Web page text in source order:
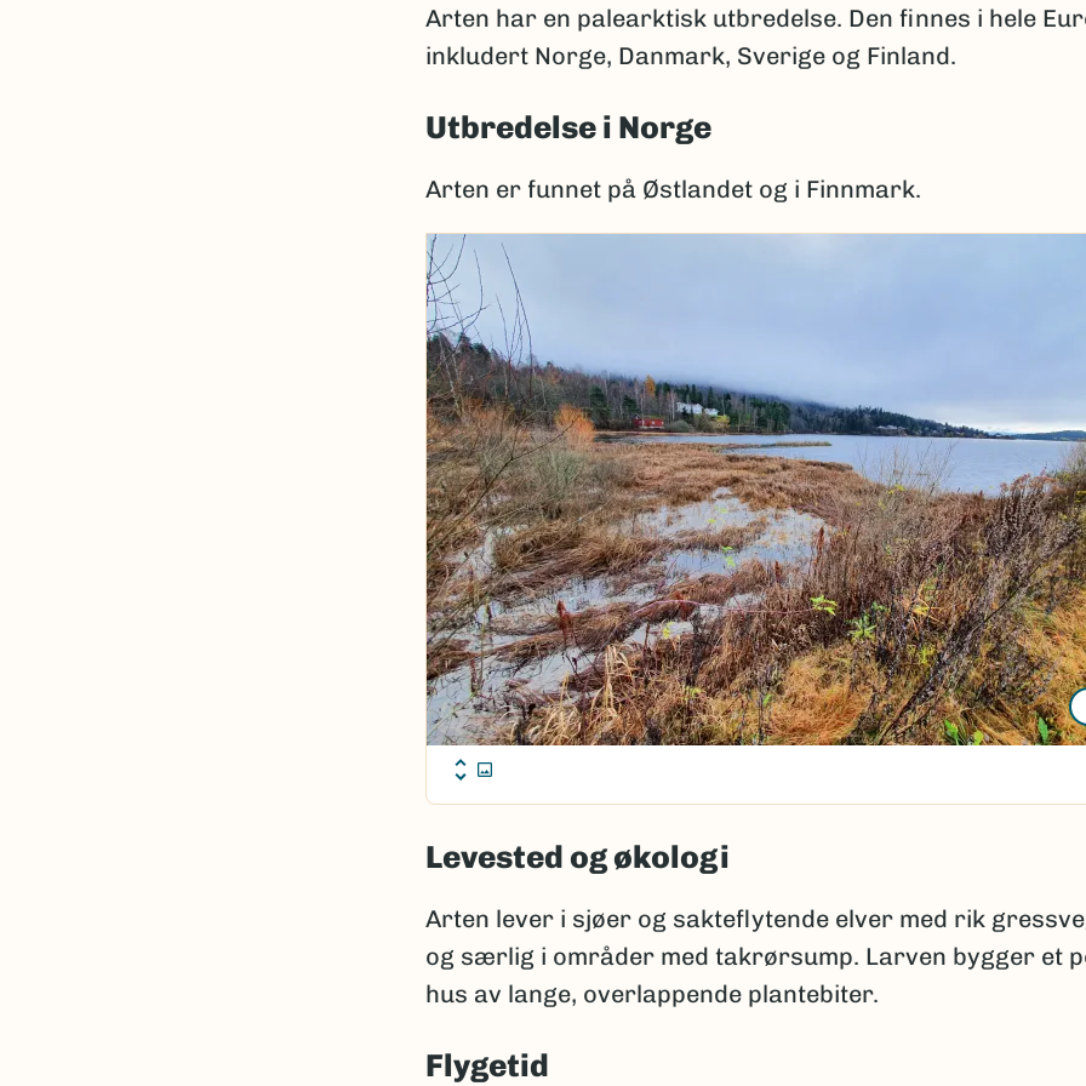
Arten har en palearktisk utbredelse. Den finnes i hele
inkludert Norge, Danmark, Sverige og Finland.
Utbredelse i Norge
Arten er funnet på Østlandet og i Finnmark.
Levested og økologi
Arten lever i sjøer og sakteflytende elver med rik
og særlig i områder med takrørsump. Larven bygger et
hus av lange, overlappende plantebiter.
Flygetid